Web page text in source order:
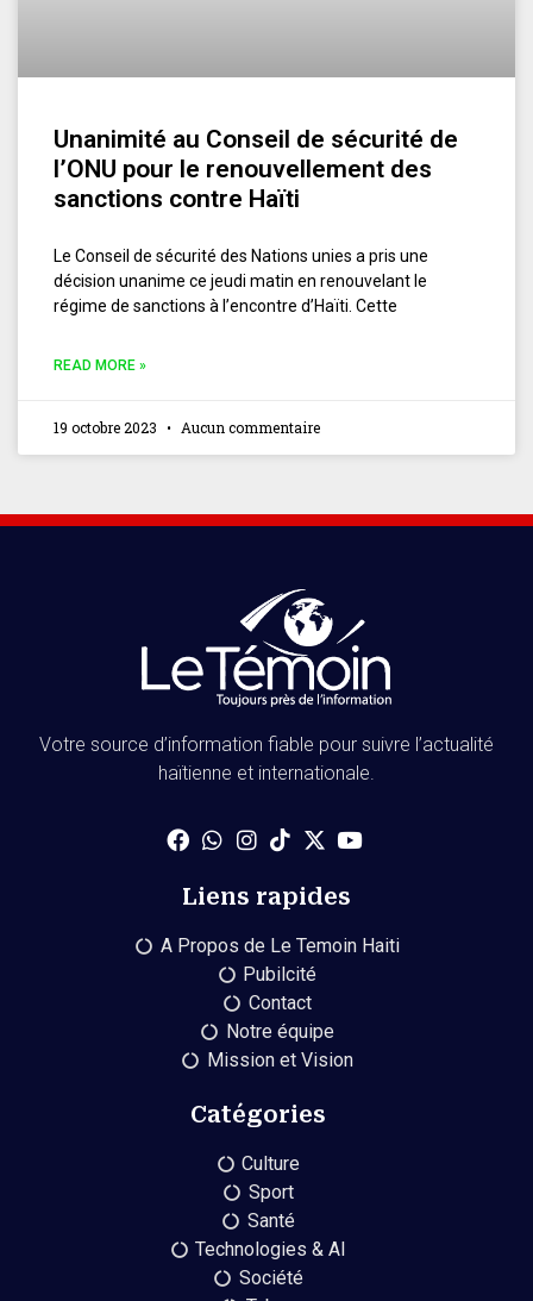
Unanimité au Conseil de sécurité de
l’ONU pour le renouvellement des
sanctions contre Haïti
Le Conseil de sécurité des Nations unies a pris une
décision unanime ce jeudi matin en renouvelant le
régime de sanctions à l’encontre d’Haïti. Cette
READ MORE »
19 octobre 2023 Aucun commentaire
Votre source d’information fiable pour suivre l’actualité
haïtienne et internationale.
Liens rapides
A Propos de Le Temoin Haiti
Pubilcité
Contact
Notre équipe
Mission et Vision
Catégories
Culture
Sport
Santé
Technologies & AI
Société